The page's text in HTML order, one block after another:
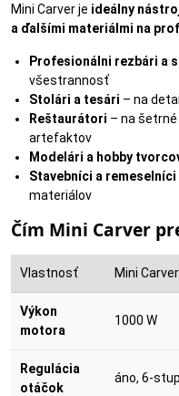
Mini Carver je ideálny
a ďalšími materiálmi na
Profesionálni rezbári a
všestrannosť
Stolári a tesári – na
Reštaurátori – na
artefaktov
Modelári a hobby
Stavebníci a remeselníci
materiálov
Čím Mini Carver
Vlastnosť Mini Carver
Výkon
motora
1000 W
Regulácia
otáčok
áno, 6-